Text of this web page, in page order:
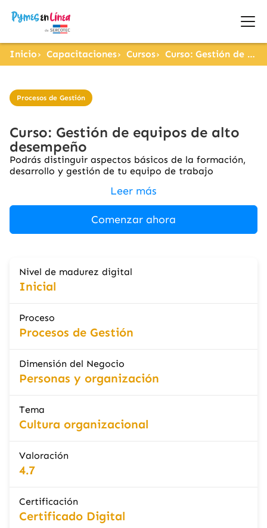
Inicio Capacitaciones Cursos Curso: Gestión de equipos de alto desempeño
Procesos de Gestión
Curso: Gestión de equipos de alto
desempeño
Podrás distinguir aspectos básicos de la formación,
desarrollo y gestión de tu equipo de trabajo
Leer más
Comenzar ahora
Nivel de madurez digital
Inicial
Proceso
Procesos de Gestión
Dimensión del Negocio
Personas y organización
Tema
Cultura organizacional
Valoración
4.7
Certificación
Certificado Digital